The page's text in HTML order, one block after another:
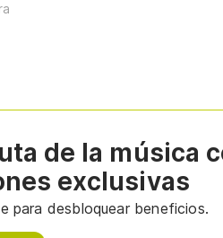
de la música
exclusivas
para desbloquear beneficios.